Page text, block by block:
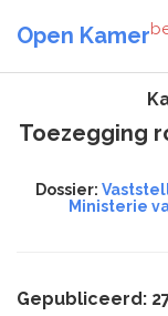
Open Kamer
Toezegging
Dossier:
Ministerie
Gepubliceerd: